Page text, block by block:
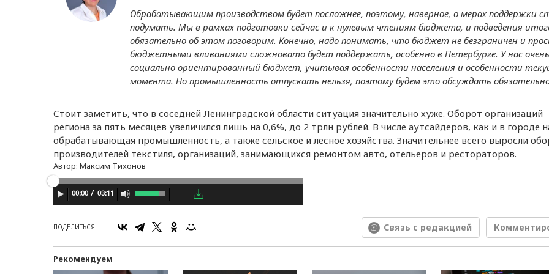
Режим самозанятости
одобряют 33%
петербуржцев
Обрабатывающим производством будет посложнее, поэтому, наверное, о мерах поддержки
подумать. Мы в рамках подготовки сейчас и к нулевым чтениям бюджета, и подведения
обязательно об этом поговорим. Конечно, надо понимать, что бюджет не безграничен и
бюджетными вливаниями сложновато будет поддержать, особенно в Петербурге. У нас очень
социально ориентированный бюджет, учитывая особенности населения и особенности
момента. Но промышленность отпускать нельзя, поэтому будем это обсуждать
Стоит заметить, что в соседней Ленинградской области ситуация значительно хуже. Оборот организаций
региона за пять месяцев увеличился лишь на 0,6%, до 2 трлн рублей. В числе аутсайдеров, как и в городе
обрабатывающая промышленность, а также сельское и лесное хозяйства. Значительнее всего выросли
производителей текстиля, организаций, занимающихся ремонтом авто, отельеров и рестораторов.
Автор: Максим Тихонов
00:00 03:11
ПОДЕЛИТЬСЯ Связь с редакцией
Рекомендуем